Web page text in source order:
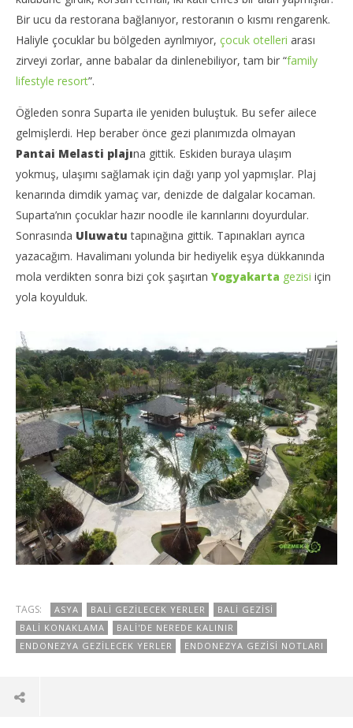
Bir ucu da restorana bağlanıyor, restoranın o kısmı rengarenk.
Haliyle çocuklar bu bölgeden ayrılmıyor, çocuk otelleri arası
zirveyi zorlar, anne babalar da dinlenebiliyor, tam bir “family
lifestyle resort”.
Öğleden sonra Suparta ile yeniden buluştuk. Bu sefer ailece
gelmişlerdi. Hep beraber önce gezi planımızda olmayan
Pantai Melasti plajına gittik. Eskiden buraya ulaşım
yokmuş, ulaşımı sağlamak için dağı yarıp yol yapmışlar. Plaj
kenarında dimdik yamaç var, denizde de dalgalar kocaman.
Suparta’nın çocuklar hazır noodle ile karınlarını doyurdular.
Sonrasında Uluwatu tapınağına gittik. Tapınakları ayrıca
yazacağım. Havalimanı yolunda bir hediyelik eşya dükkanında
mola verdikten sonra bizi çok şaşırtan Yogyakarta gezisi için
yola koyulduk.
TAGS: ASYA BALI GEZILECEK YERLER
BALI GEZISI
BALI KONAKLAMA
BALI'DE NEREDE KALINIR
ENDONEZYA GEZILECEK YERLER
ENDONEZYA GEZISI NOTLARI